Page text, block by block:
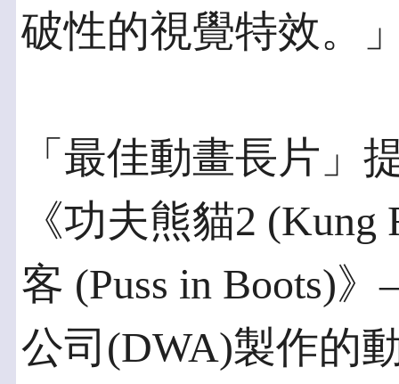
破性的視覺特效。
「最佳動畫長片」
《功夫熊貓2
客 (Puss in Boots)
公司(DWA)製作的